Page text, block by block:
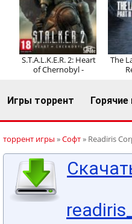
S.T.A.L.K.E.R. 2: Heart
of Chernobyl -
The
Игры торрент Горячие
торрент игры »Софт» Readiris